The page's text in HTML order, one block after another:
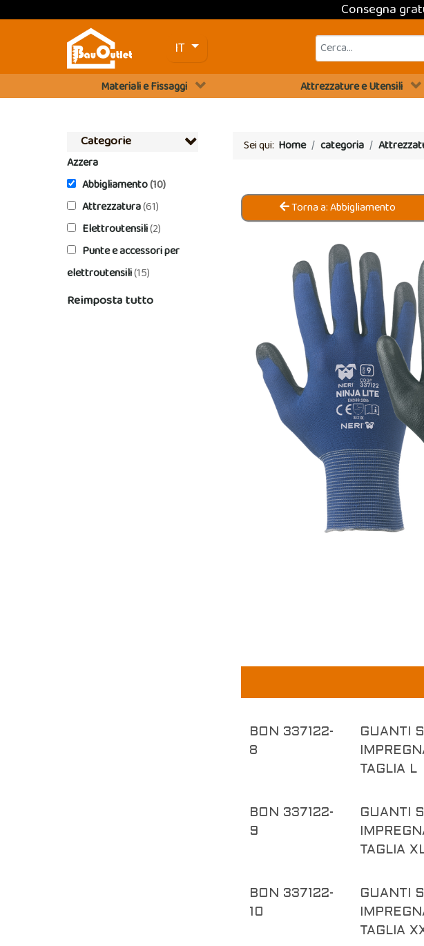
Consegna
Seleziona la tua lingua
IT
Materiali e Fissaggi
Attrezzature e Utensili
Categorie
Azzera
Abbigliamento(10)
Attrezzatura(61)
Elettroutensili(2)
Punte e accessori per
elettroutensili(15)
Reimposta tutto
Sei qui: Home categoria
Torna a: Abbigliamento
BON 337122-
8
GUANTI
TAGLIA L
BON 337122-
9
GUANTI
TAGLIA
BON 337122-
10
GUANTI
TAGLIA